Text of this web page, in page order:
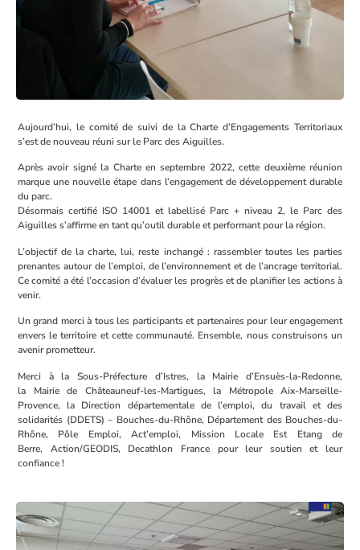
Aujourd’hui, le comité de suivi de la Charte d’Engagements Territoriaux
s’est de nouveau réuni sur le Parc des Aiguilles.
Après avoir signé la Charte en septembre 2022, cette deuxième réunion
marque une nouvelle étape dans l’engagement de développement durable
du parc.
Désormais certifié ISO 14001 et labellisé Parc + niveau 2, le Parc des
Aiguilles s’affirme en tant qu’outil durable et performant pour la région.
L’objectif de la charte, lui, reste inchangé : rassembler toutes les parties
prenantes autour de l’emploi, de l’environnement et de l’ancrage territorial.
Ce comité a été l’occasion d’évaluer les progrès et de planifier les actions à
venir.
Un grand merci à tous les participants et partenaires pour leur engagement
envers le territoire et cette communauté. Ensemble, nous construisons un
avenir prometteur.
Merci à la Sous-Préfecture d’Istres, la Mairie d’Ensuès-la-Redonne,
la Mairie de Châteauneuf-les-Martigues, la Métropole Aix-Marseille-
Provence, la Direction départementale de l’emploi, du travail et des
solidarités (DDETS) – Bouches-du-Rhône, Département des Bouches-du-
Rhône, Pôle Emploi, Act’emploi, Mission Locale Est Etang de
Berre, Action/GEODIS, Decathlon France pour leur soutien et leur
confiance !